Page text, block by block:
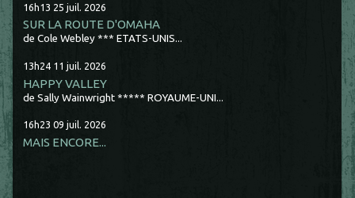
16h13 25 juil. 2026
SUR LA ROUTE D'OMAHA
de Cole Webley *** ETATS-UNIS...
13h24 11 juil. 2026
HAPPY VALLEY
de Sally Wainwright ***** ROYAUME-UNI...
16h23 09 juil. 2026
MAIS ENCORE...